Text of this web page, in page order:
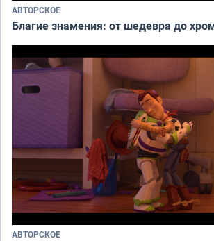
АВТОРСКОЕ
Благие знамения: от шедевра до
АВТОРСКОЕ